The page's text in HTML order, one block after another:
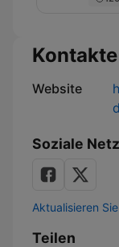
sur
NRJ
Kontakte
Website
Soziale
Aktualisieren
Teilen